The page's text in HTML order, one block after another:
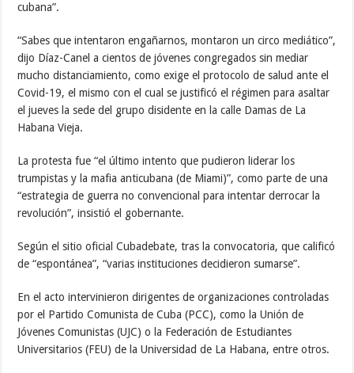
cubana”.
“Sabes que intentaron engañarnos, montaron un circo mediático”,
dijo Díaz-Canel a cientos de jóvenes congregados sin mediar
mucho distanciamiento, como exige el protocolo de salud ante el
Covid-19, el mismo con el cual se justificó el régimen para asaltar
el jueves la sede del grupo disidente en la calle Damas de La
Habana Vieja.
La protesta fue “el último intento que pudieron liderar los
trumpistas y la mafia anticubana (de Miami)”, como parte de una
“estrategia de guerra no convencional para intentar derrocar la
revolución”, insistió el gobernante.
Según el sitio oficial Cubadebate, tras la convocatoria, que calificó
de “espontánea”, “varias instituciones decidieron sumarse”.
En el acto intervinieron dirigentes de organizaciones controladas
por el Partido Comunista de Cuba (PCC), como la Unión de
Jóvenes Comunistas (UJC) o la Federación de Estudiantes
Universitarios (FEU) de la Universidad de La Habana, entre otros.